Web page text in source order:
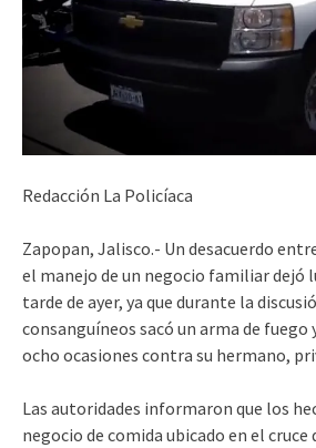
Redacción La Policíaca
Zapopan, Jalisco.- Un desacuerdo
el manejo de un negocio familiar dejó
tarde de ayer, ya que durante la
consanguíneos sacó un arma de fuego
ocho ocasiones contra su hermano,
Las autoridades informaron que los
negocio de comida ubicado en el cruce